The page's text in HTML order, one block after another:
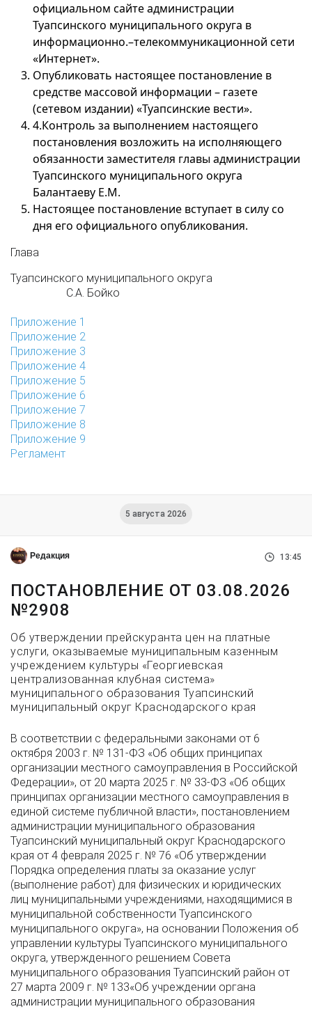
официальном сайте администрации
Туапсинского муниципального округа в
информационно.–телекоммуникационной сети
«Интернет».
Опубликовать настоящее постановление в
средстве массовой информации – газете
(сетевом издании) «Туапсинские вести».
4.Контроль за выполнением настоящего
постановления возложить на исполняющего
обязанности заместителя главы администрации
Туапсинского муниципального округа
Балантаеву Е.М.
Настоящее постановление вступает в силу со
дня его официального опубликования.
Глава
Туапсинского муниципального округа
С.А. Бойко
Приложение 1
Приложение 2
Приложение 3
Приложение 4
Приложение 5
Приложение 6
Приложение 7
Приложение 8
Приложение 9
Регламент
5 августа 2026
Редакция 13:45
ПОСТАНОВЛЕНИЕ ОТ 03.08.2026
№2908
Об утверждении прейскуранта цен на платные
услуги, оказываемые муниципальным казенным
учреждением культуры «Георгиевская
централизованная клубная система»
муниципального образования Туапсинский
муниципальный округ Краснодарского края
В соответствии с федеральными законами от 6
октября 2003 г. № 131-ФЗ «Об общих принципах
организации местного самоуправления в Российской
Федерации», от 20 марта 2025 г. № 33-ФЗ «Об общих
принципах организации местного самоуправления в
единой системе публичной власти», постановлением
администрации муниципального образования
Туапсинский муниципальный округ Краснодарского
края от 4 февраля 2025 г. № 76 «Об утверждении
Порядка определения платы за оказание услуг
(выполнение работ) для физических и юридических
лиц муниципальными учреждениями, находящимися в
муниципальной собственности Туапсинского
муниципального округа», на основании Положения об
управлении культуры Туапсинского муниципального
округа, утвержденного решением Совета
муниципального образования Туапсинский район от
27 марта 2009 г. № 133«Об учреждении органа
администрации муниципального образования